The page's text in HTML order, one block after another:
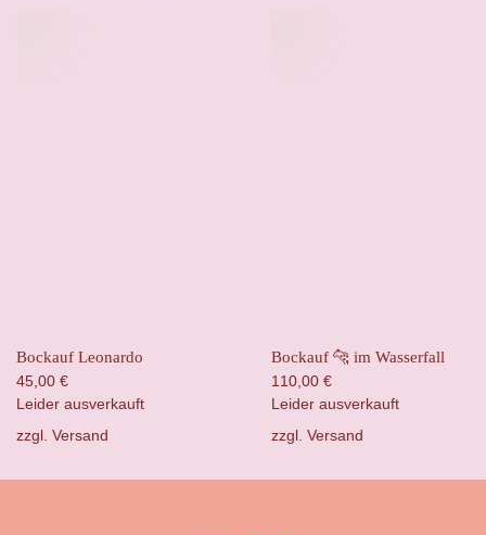
Bockauf Leonardo
45,00 €
Leider ausverkauft
zzgl. Versand
Bockauf 🐆 im Wasserfall
110,00 €
Leider ausverkauft
zzgl. Versand